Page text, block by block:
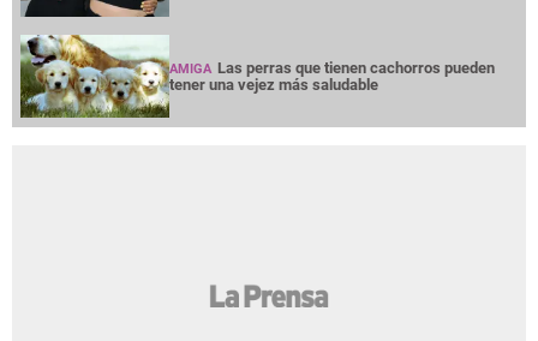
AMIGA Las perras que tienen cachorros pueden
tener una vejez más saludable